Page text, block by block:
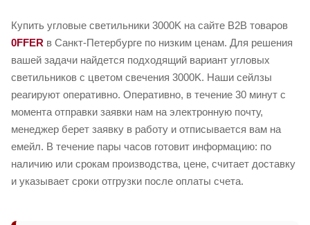
Купить угловые светильники 3000K на сайте B2B товаров
0FFER в Санкт-Петербурге по низким ценам. Для решения
вашей задачи найдется подходящий вариант угловых
светильников с цветом свечения 3000K. Наши сейлзы
реагируют оперативно. Оперативно, в течение 30 минут с
момента отправки заявки нам на электронную почту,
менеджер берет заявку в работу и отписывается вам на
емейл. В течение пары часов готовит информацию: по
наличию или срокам производства, цене, считает доставку
и указывает сроки отгрузки после оплаты счета.